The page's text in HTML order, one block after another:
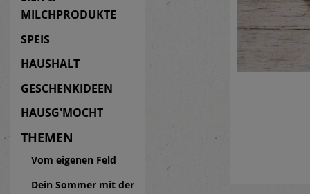
MILCHPRODUKTE
SPEIS
HAUSHALT
GESCHENKIDEEN
HAUSG'MOCHT
THEMEN
Vom eigenen Feld
Dein Sommer mit der